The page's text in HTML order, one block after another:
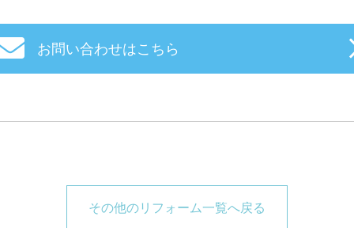
お問い合わせはこちら
その他のリフォーム一覧へ戻る